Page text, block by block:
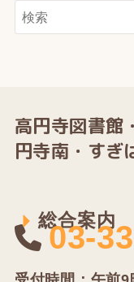
高円寺図書館・
円寺南・すぎ
総合案内
03-